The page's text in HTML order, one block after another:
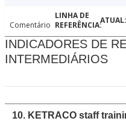
Comentário
INDICADORES DE
INTERMEDIÁRIOS
10. KETRACO staff